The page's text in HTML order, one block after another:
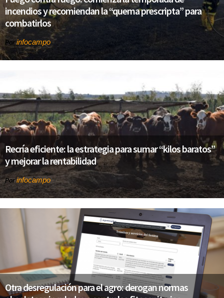
incendios y recomiendan la “quema prescripta” para
combatirlos
Porinfocampo
Recría eficiente: la estrategia para sumar “kilos baratos”
y mejorar la rentabilidad
Porinfocampo
Otra desregulación para el agro: derogan normas